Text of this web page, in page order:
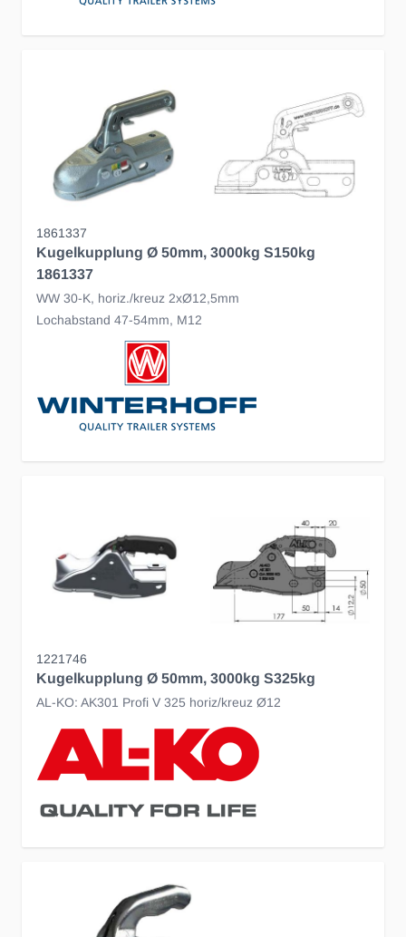
1861337
Kugelkupplung Ø 50mm, 3000kg S150kg
1861337
WW 30-K, horiz./kreuz 2xØ12,5mm
Lochabstand 47-54mm, M12
1221746
Kugelkupplung Ø 50mm, 3000kg S325kg
AL-KO: AK301 Profi V 325 horiz/kreuz Ø12